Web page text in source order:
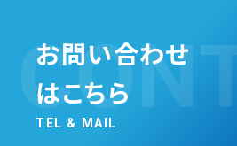
お問い合わせ
はこちら
TEL & MAIL